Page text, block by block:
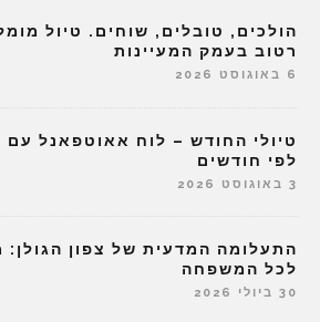
הולכים, טובלים, שוחים. טיול
רטוב בעמק המעיינות
6 באוגוסט 2026
טיולי החודש – לוח אאוטפאנל עם
לפי חודשים
3 באוגוסט 2026
התעלומה המדעית של צפון הגולן:
לכל המשפחה
30 ביולי 2026